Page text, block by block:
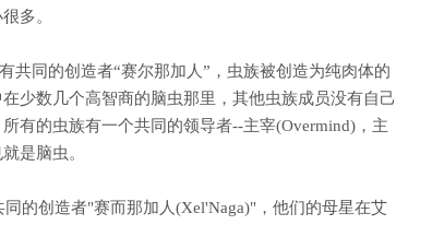
多。
同的创造者“赛尔那加人”，虫族被创造为纯肉体的
少数几个高智商的脑虫那里，其他虫族成员没有自己
有的虫族有一个共同的领导者--主宰(Overmind)，主
是脑虫。
的创造者"赛而那加人(Xel'Naga)"，他们的母星在艾